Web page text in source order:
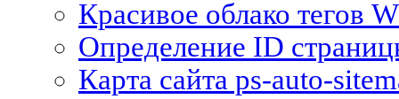
Красивое облако тегов
Определение ID
Карта сайта ps-auto-